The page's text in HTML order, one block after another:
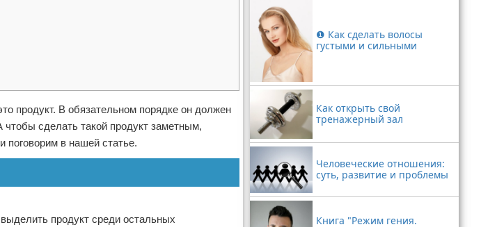
продукт. В обязательном порядке он должен
сделать такой продукт заметным,
в нашей статье.
продукт среди остальных
❶ Как сделать волосы
густыми и сильными
Как открыть свой
тренажерный зал
Человеческие отношения:
суть, развитие и проблемы
Книга "Режим гения.